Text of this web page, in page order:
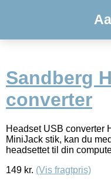
Sandberg
converter
Headset USB converter
MiniJack stik, kan du
headsettet til din
149 kr. (Vis fragtpris)